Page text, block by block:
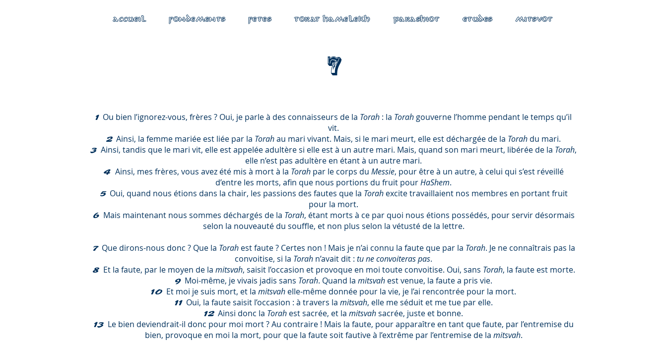
ACCUEIL FONDEMENTS FETES TORAT HAMELEKH PARASHIOT ETUDES MITSVOT
7
1 Ou bien l’ignorez-vous, frères ? Oui, je parle à des connaisseurs de la Torah : la Torah gouverne l’homme pendant le temps qu’il
vit.
2 Ainsi, la femme mariée est liée par la Torahau mari vivant. Mais, si le mari meurt, elle est déchargée de la Torah du mari.
3 Ainsi, tandis que le mari vit, elle est appelée adultère si elle est à un autre mari. Mais, quand son mari meurt, libérée de la Torah,
elle n’est pas adultère en étant à un autre mari.
4 Ainsi, mes frères, vous avez été mis à mort à la Torah par le corps du Messie, pour être à un autre, à celui qui s’est réveillé
d’entre les morts, afin que nous portions du fruit pourHaShem.
5 Oui, quand nous étions dans la chair, les passions des fautes que la Torah excite travaillaient nos membres en portant fruit
pour la mort.
6 Mais maintenant nous sommes déchargés de la Torah, étant morts à ce par quoi nous étions possédés, pour servir désormais
selon la nouveauté du souffle, et non plus selon la vétusté de la lettre.
7 Que dirons-nous donc ? Que la Torah est faute ? Certes non ! Mais je n’ai connu la faute que par la Torah. Je ne connaîtrais pas la
convoitise, si la Torah n’avait dit : tu ne convoiteras pas.
8 Et la faute, par le moyen de la mitsvah, saisit l’occasion et provoque en moi toute convoitise. Oui, sans Torah, la faute est morte.
9 Moi-même, je vivais jadis sans Torah. Quand la mitsvah est venue, la faute a pris vie.
10 Et moi je suis mort, et la mitsvah elle-même donnée pour la vie, je l’ai rencontrée pour la mort.
11 Oui, la faute saisit l’occasion : à travers la mitsvah, elle me séduit et me tue par elle.
12 Ainsi donc la Torah est sacrée, et la mitsvahsacrée, juste et bonne.
13 Le bien deviendrait-il donc pour moi mort ? Au contraire ! Mais la faute, pour apparaître en tant que faute, par l’entremise du
bien, provoque en moi la mort, pour que la faute soit fautive à l’extrême par l’entremise de la mitsvah.